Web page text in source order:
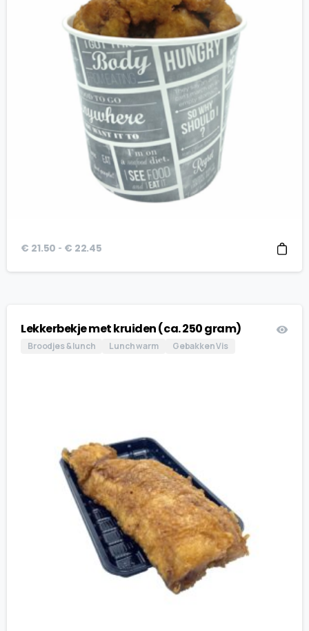
€ 21.50 - € 22.45
Lekkerbekje met kruiden (ca. 250 gram)
Broodjes & lunch Lunch warm Gebakken Vis